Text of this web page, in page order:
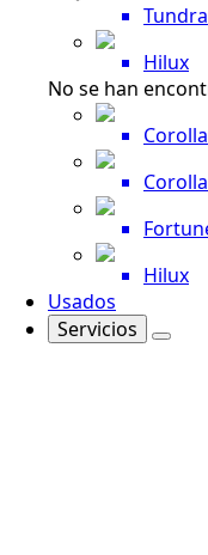
Tundra
Hilux
No se han
Corolla
Hilux
Usados
Servicios